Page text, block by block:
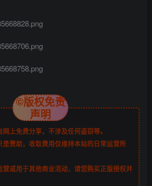
©版权免责
声明
上免费分享，不涉及任何盗窃等。
是赞助，收取费用仅维持本站的日常运营所
营或用于其他商业活动，请您购买正版授权并